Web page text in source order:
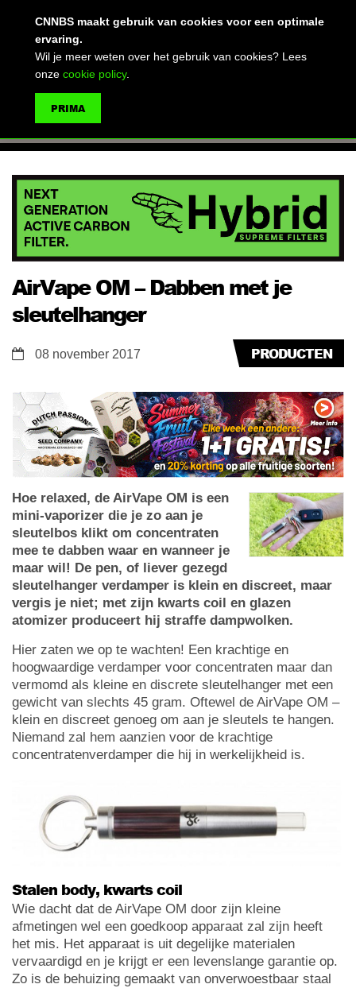
AirVape OM – Dabben met je
sleutelhanger
PRODUCTEN
08 november 2017
Hoe relaxed, de AirVape OM is een
mini-vaporizer die je zo aan je
sleutelbos klikt om concentraten
mee te dabben waar en wanneer je
maar wil! De pen, of liever gezegd
sleutelhanger verdamper is klein en discreet, maar
vergis je niet; met zijn kwarts coil en glazen
atomizer produceert hij straffe dampwolken.
Hier zaten we op te wachten! Een krachtige en
hoogwaardige verdamper voor concentraten maar dan
vermomd als kleine en discrete sleutelhanger met een
gewicht van slechts 45 gram. Oftewel de AirVape OM –
klein en discreet genoeg om aan je sleutels te hangen.
Niemand zal hem aanzien voor de krachtige
concentratenverdamper die hij in werkelijkheid is.
Stalen body, kwarts coil
Wie dacht dat de AirVape OM door zijn kleine
afmetingen wel een goedkoop apparaat zal zijn heeft
het mis. Het apparaat is uit degelijke materialen
vervaardigd en je krijgt er een levenslange garantie op.
Zo is de behuizing gemaakt van onverwoestbaar staal
CNNBS maakt gebruik van cookies voor een optimale
ervaring.
Wil je meer weten over het gebruik van cookies? Lees
onze cookie policy.
PRIMA